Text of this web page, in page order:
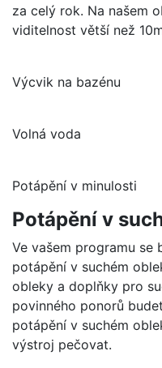
za celý rok. Na našem
viditelnost větší než
Výcvik na bazénu
Volná voda
Potápění v minulosti
Potápění v
Ve vašem programu
potápění v suchém
obleky a doplňky pro
povinného ponorů
potápění v suchém
výstroj pečovat.